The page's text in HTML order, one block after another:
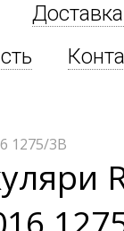
1275/3B